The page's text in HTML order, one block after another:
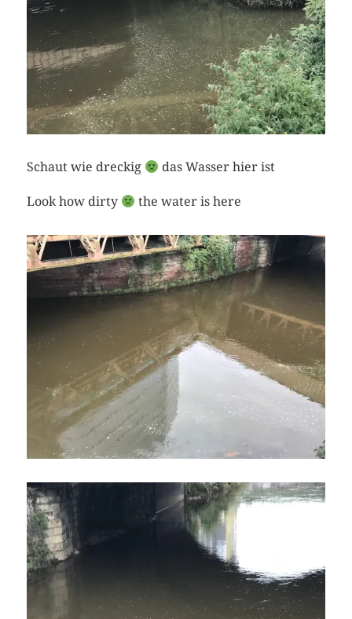
Schaut wie dreckig das Wasser hier ist
Look how dirty the water is here